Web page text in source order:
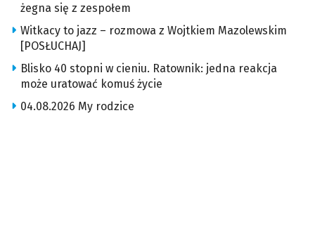
żegna się z zespołem
Witkacy to jazz – rozmowa z Wojtkiem Mazolewskim
[POSŁUCHAJ]
Blisko 40 stopni w cieniu. Ratownik: jedna reakcja
może uratować komuś życie
04.08.2026 My rodzice